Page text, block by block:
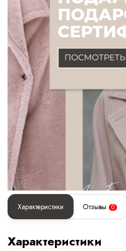
Характеристики Отзывы 0
Характеристики